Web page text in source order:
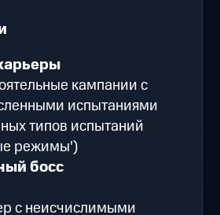
кампании с
испытаниями
типов испытаний
режимы')
босс
с неисчислимыми